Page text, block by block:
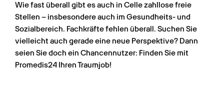
Wie fast überall gibt es auch in Celle zahllose freie
Stellen – insbesondere auch im Gesundheits- und
Sozialbereich. Fachkräfte fehlen überall. Suchen Sie
vielleicht auch gerade eine neue Perspektive? Dann
seien Sie doch ein Chancennutzer: Finden Sie mit
Promedis24 Ihren Traumjob!